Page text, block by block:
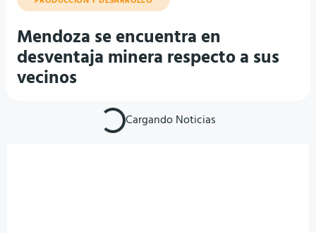
Mendoza se encuentra en
desventaja minera respecto a sus
vecinos
Cargando Noticias